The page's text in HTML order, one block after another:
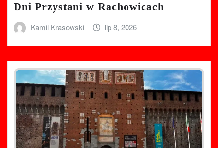
Dni Przystani w Rachowicach
Kamil Krasowski lip 8, 2026